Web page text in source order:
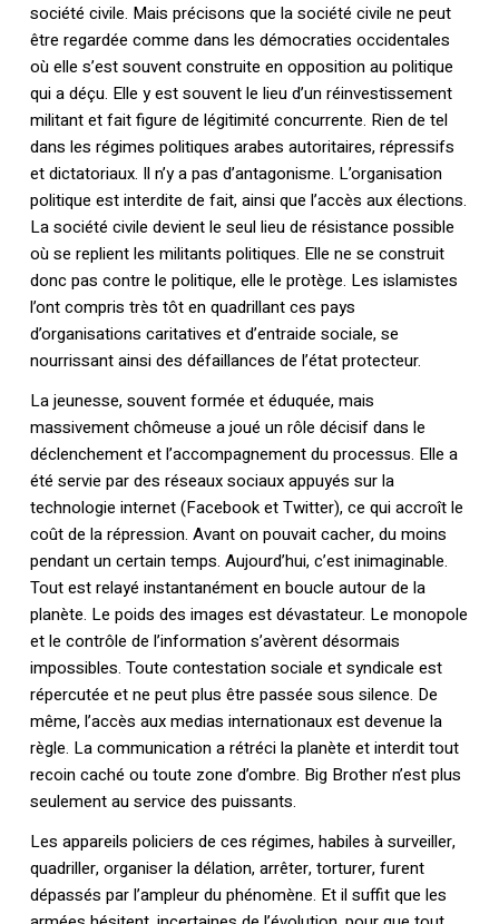
société civile. Mais précisons que la société civile ne peut
être regardée comme dans les démocraties occidentales
où elle s’est souvent construite en opposition au politique
qui a déçu. Elle y est souvent le lieu d’un réinvestissement
militant et fait figure de légitimité concurrente. Rien de tel
dans les régimes politiques arabes autoritaires, répressifs
et dictatoriaux. Il n’y a pas d’antagonisme. L’organisation
politique est interdite de fait, ainsi que l’accès aux élections.
La société civile devient le seul lieu de résistance possible
où se replient les militants politiques. Elle ne se construit
donc pas contre le politique, elle le protège. Les islamistes
l’ont compris très tôt en quadrillant ces pays
d’organisations caritatives et d’entraide sociale, se
nourrissant ainsi des défaillances de l’état protecteur.
La jeunesse, souvent formée et éduquée, mais
massivement chômeuse a joué un rôle décisif dans le
déclenchement et l’accompagnement du processus. Elle a
été servie par des réseaux sociaux appuyés sur la
technologie internet (Facebook et Twitter), ce qui accroît le
coût de la répression. Avant on pouvait cacher, du moins
pendant un certain temps. Aujourd’hui, c’est inimaginable.
Tout est relayé instantanément en boucle autour de la
planète. Le poids des images est dévastateur. Le monopole
et le contrôle de l’information s’avèrent désormais
impossibles. Toute contestation sociale et syndicale est
répercutée et ne peut plus être passée sous silence. De
même, l’accès aux medias internationaux est devenue la
règle. La communication a rétréci la planète et interdit tout
recoin caché ou toute zone d’ombre. Big Brother n’est plus
seulement au service des puissants.
Les appareils policiers de ces régimes, habiles à surveiller,
quadriller, organiser la délation, arrêter, torturer, furent
dépassés par l’ampleur du phénomène. Et il suffit que les